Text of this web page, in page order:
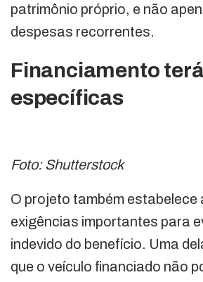
patrimônio próprio, e não
despesas recorrentes.
Financiamento
específicas
Foto: Shutterstock
O projeto também estabelece
exigências importantes para
indevido do benefício. Uma
que o veículo financiado não